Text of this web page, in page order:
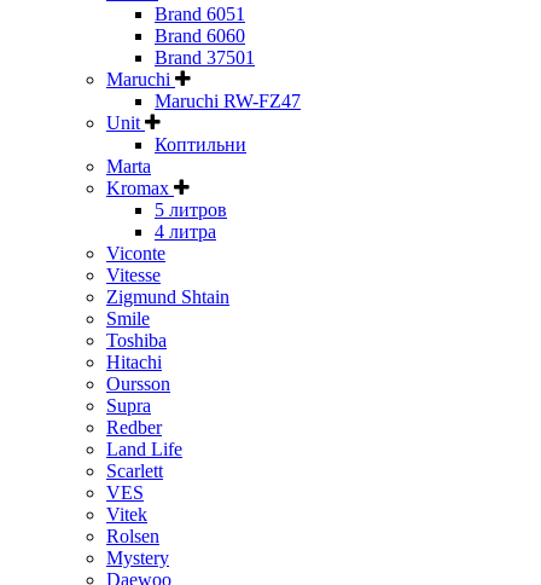
Brand 6051
Brand 6060
Brand 37501
Maruchi
Maruchi RW-FZ47
Unit
Коптильни
Marta
Kromax
5 литров
4 литра
Viconte
Vitesse
Zigmund Shtain
Smile
Toshiba
Hitachi
Oursson
Supra
Redber
Land Life
Scarlett
VES
Vitek
Rolsen
Mystery
Daewoo